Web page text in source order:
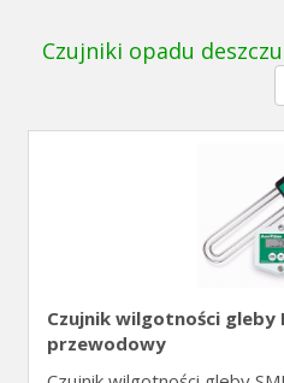
Czujniki opadu deszczu
Czujnik wilgotności gleby
przewodowy